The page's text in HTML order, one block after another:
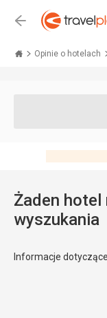
Wstecz
Opinie o hotelach
Żaden hotel
wyszukania
Informacje